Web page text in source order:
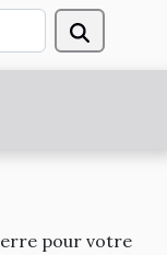
pour votre